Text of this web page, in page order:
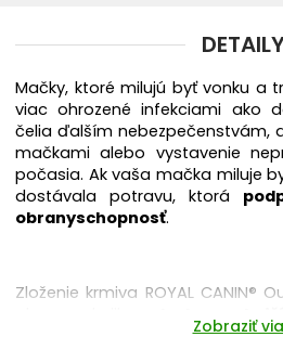
Mačky, ktoré milujú byť vonku a
viac ohrozené infekciami ako
čelia ďalším nebezpečenstvám,
mačkami alebo vystavenie
počasia. Ak vaša mačka miluje
dostávala potravu, ktorá
obranyschopnosť.
Zloženie krmiva ROYAL CANIN®
Zobraziť